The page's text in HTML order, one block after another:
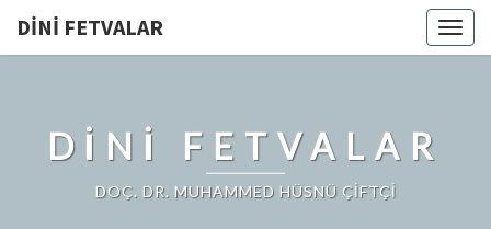
DINI FETVALAR
DINI FETVALAR
DOÇ. DR. MUHAMMED HÜSNÜ ÇİFTÇİ